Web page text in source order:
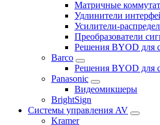
Матричные
Удлинители
Усилители-
Преобразователи
Решения BYOD для
Barco
Решения BYOD для
Panasonic
Видеомикшеры
BrightSign
Системы управления AV
Kramer